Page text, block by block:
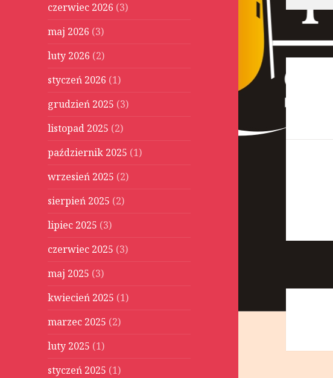
czerwiec 2026 (3)
maj 2026 (3)
luty 2026 (2)
styczeń 2026 (1)
grudzień 2025 (3)
listopad 2025 (2)
październik 2025 (1)
wrzesień 2025 (2)
sierpień 2025 (2)
lipiec 2025 (3)
czerwiec 2025 (3)
maj 2025 (3)
kwiecień 2025 (1)
marzec 2025 (2)
luty 2025 (1)
styczeń 2025 (1)